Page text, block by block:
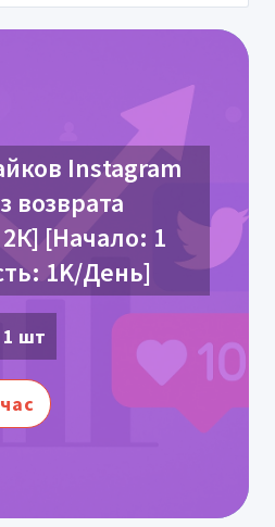
Instagram
возврата
[Начало: 1
1K/День]
1 шт